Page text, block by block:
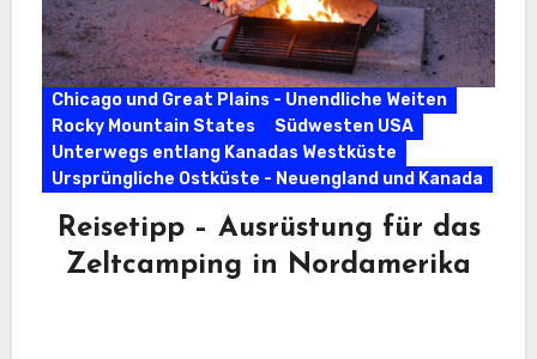
Chicago und Great Plains - Unendliche Weiten
Rocky Mountain States
Südwesten USA
Unterwegs entlang Kanadas Westküste
Ursprüngliche Ostküste - Neuengland und Kanada
Reisetipp – Ausrüstung für das
Zeltcamping in Nordamerika